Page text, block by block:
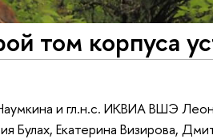
том корпуса
и гл.н.с. ИКВИА ВШЭ
Екатерина Визирова,